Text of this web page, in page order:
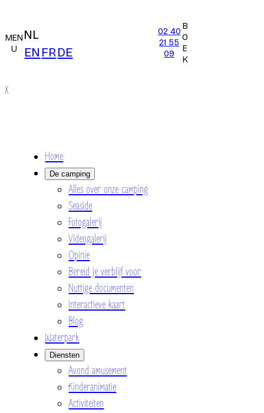
MEN
U
NL
EN FRDE
02 40
21 55
09
B
O
E
K
X
Home
De camping
Alles over onze camping
Seaside
Fotogalerij
Videogalerij
Opinie
Bereid je verblijf voor
Nuttige documenten
Interactieve kaart
Blog
Waterpark
Diensten
Avond amusement
Kinderanimatie
Activiteiten